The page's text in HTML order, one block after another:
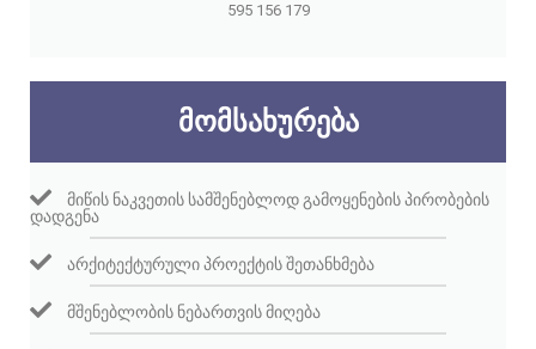
595 156 179
ᲛᲝᲛᲡᲐᲮᲣᲠᲔᲑᲐ
ᲛᲘᲬᲘᲡ ᲜᲐᲙᲕᲔᲗᲘᲡ ᲡᲐᲛᲨᲔᲜᲔᲑᲚᲝᲓ ᲒᲐᲛᲝᲧᲔᲜᲔᲑᲘᲡ ᲞᲘᲠᲝᲑᲔᲑᲘᲡ
ᲓᲐᲓᲒᲔᲜᲐ
ᲐᲠᲥᲘᲢᲔᲥᲢᲣᲠᲣᲚᲘ ᲞᲠᲝᲔᲥᲢᲘᲡ ᲨᲔᲗᲐᲜᲮᲛᲔᲑᲐ
ᲛᲨᲔᲜᲔᲑᲚᲝᲑᲘᲡ ᲜᲔᲑᲐᲠᲗᲕᲘᲡ ᲛᲘᲦᲔᲑᲐ